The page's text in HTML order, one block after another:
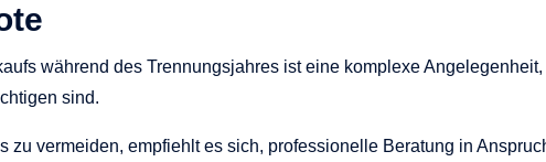
während des Trennungsjahres ist eine komplexe
sind.
vermeiden, empfiehlt es sich, professionelle Beratung in